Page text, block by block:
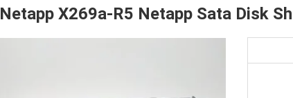
Netapp X269a-R5 Netapp Sata Disk